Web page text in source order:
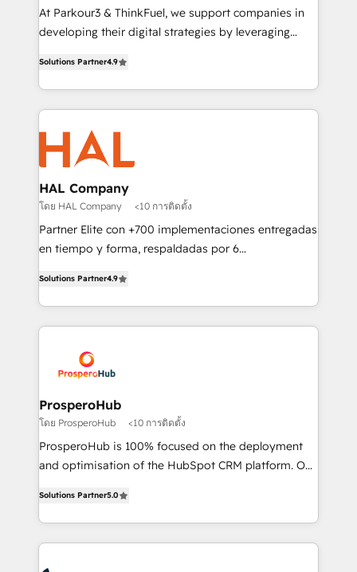
but small enough to listen. Our Services: HubSpot
implementations & data migration Custom AI agents
Website design Let’s turn your CRM into your growth
engine!
At Parkour3 & ThinkFuel, we support companies in
developing their digital strategies by leveraging
sales processes to generate growth. Our offer spans
from Strategy to Operations. We specialize in CRM
onboarding and implementation, web design, sales
& marketing automation, and digital marketing. With
extensive experience working with tech companies
and manufacturers since 2002, we are committed to
empowering our clients and developing their
autonomy. Get to grips with HubSpot through
guided implementation and seamless integration of
the CRM platform into your digital ecosystem. Would
marketing strategy? We'll provide support tailored
to your needs and sales objectives. With 125+
Accreditations. Based in Canada (coast to coast), our
services are offered in both English & French.
Solutions Partner4.9
HAL Company
โดย HAL Company <10 การติดตั้ง
Partner Elite con +700 implementaciones entregadas
en tiempo y forma, respaldadas por 6
Certified Trainers avalados por HubSpot Academy.
Acompañamos a las empresas en cada etapa de su
crecimiento integrando estrategia, tecnología y
reales. Nos caracterizamos por combinar excelencia
técnica con una mirada estratégica a largo plazo.
Solutions Partner4.9
ProsperoHub
โดย ProsperoHub <10 การติดตั้ง
ProsperoHub is 100% focused on the deployment
and optimisation of the HubSpot CRM platform. Our
ensure that you achieve maximum adoption and
ROI from your HubSpot investment. Use our
extensive HubSpot, sales, marketing, service and
Solutions Partner5.0